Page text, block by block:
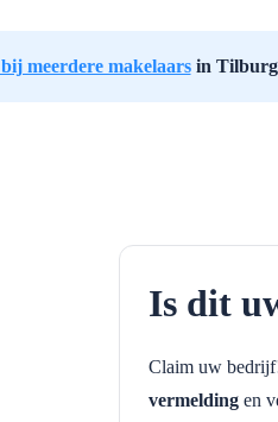
meerdere makelaarsin Tilburg
Is dit
Claim uw
vermelding en